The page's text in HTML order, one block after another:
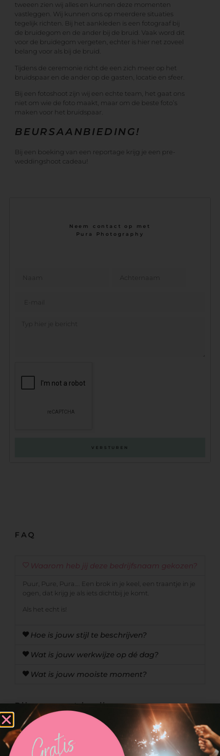
tweeen zien wij alles en kunnen deze momenten
vastleggen. Wij kunnen ons op meerdere situaties
tegelijk richten. Bij het aankleden is een fotograaf bij
de bruidegom en de ander bij de bruid. Vaak word dit
voor de bruidegom vergeten, echter is hier net zoveel
belang voor als bij de bruid.
Tijdens de ceremonie richt de een zich meer op het
bruidspaar en de ander op de gasten, locatie en sfeer.
Bij een fotoshoot zijn wij een echte team, het gaat ons
niet om wie de foto maakt, maar om de beste foto’s
maken voor het bruidspaar.
BEURSAANBIEDING!
Bij een boeking van een reportage krijg je een pre-
weddingshoot cadeau!
Neem contact op met
Pura Photography
VERSTUREN
FAQ
Waarom heb jij deze bedrijfsnaam gekozen?
Puur, Pure, Pura…. Een brok in je keel, een traantje in je
ogen, dat krijg je als iets dichtbij je komt.
Als het echt is!
Hoe is jouw stijl te beschrijven?
Wat is jouw werkwijze op dé dag?
Wat is jouw mooiste moment?
Bij ons moet je zijn voor
Sinds 2016 toegelaten als Fearless Member
WPJA Wedding Photo Journalist Association
toegelaten